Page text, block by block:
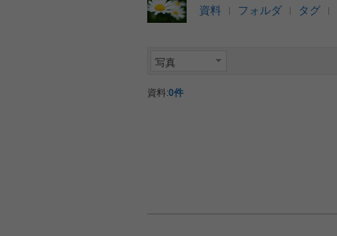
資料 フォルダ タグ
写真
資料:0件